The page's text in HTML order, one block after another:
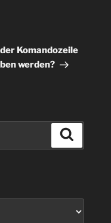
Komandozeile
werden?